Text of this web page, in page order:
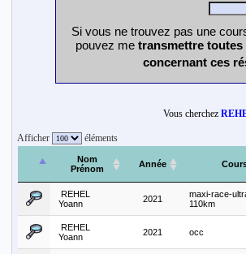
Si vous ne trouvez pas une
pouvez me transmettre
concernant ces
Vous cherchez
Afficher éléments
Nom
Prénom
Année
REHEL
Yoann
2021
maxi-race-
110km
REHEL
Yoann
2021 occ